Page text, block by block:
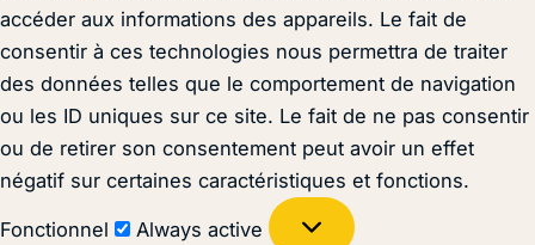
accéder aux informations des appareils. Le fait de
consentir à ces technologies nous permettra de traiter
des données telles que le comportement de navigation
ou les ID uniques sur ce site. Le fait de ne pas consentir
ou de retirer son consentement peut avoir un effet
négatif sur certaines caractéristiques et fonctions.
Fonctionnel Always active